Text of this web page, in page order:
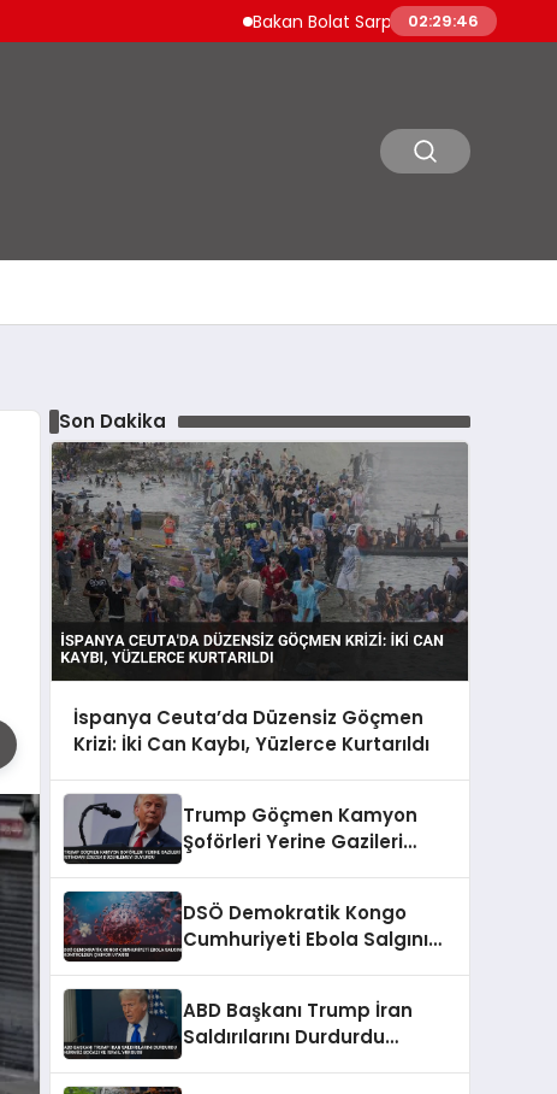
Bakan Bolat Sarp Gümrük Kapısı’nı
02:29:47
Son Dakika
İspanya Ceuta’da Düzensiz Göçmen
Krizi: İki Can Kaybı, Yüzlerce Kurtarıldı
Trump Göçmen Kamyon
Şoförleri Yerine Gazileri
DSÖ Demokratik Kongo
Cumhuriyeti Ebola Salgını
ABD Başkanı Trump İran
Saldırılarını Durdurdu